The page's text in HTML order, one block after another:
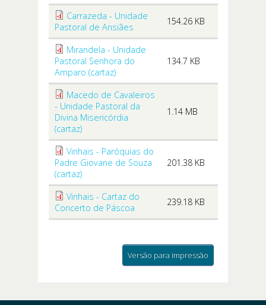
Carrazeda - Unidade
Pastoral de Ansiães
154.26 KB
Mirandela - Unidade
Pastoral Senhora do
Amparo (cartaz)
134.7 KB
Macedo de Cavaleiros
- Unidade Pastoral da
Divina Misericórdia
(cartaz)
1.14 MB
Vinhais - Paróquias do
Padre Giovane de Souza
(cartaz)
201.38 KB
Vinhais - Cartaz do
Concerto de Páscoa
239.18 KB
Versão para impressão